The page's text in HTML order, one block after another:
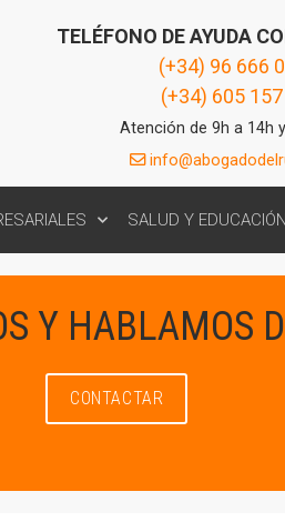
TELÉFONO DE AYUDA
(+34) 96 666
(+34) 605
Atención de 9h a 14h
SALUD Y
Y HABLAMOS
CONTACTAR